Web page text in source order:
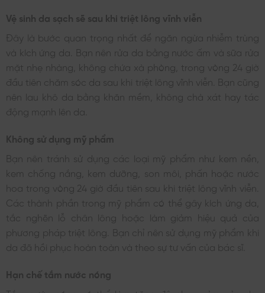
Vệ sinh da sạch sẽ sau khi triệt lông vĩnh viễn
Đây là bước quan trọng nhất để ngăn ngừa nhiễm trùng
và kích ứng da. Bạn nên rửa da bằng nước ấm và sữa rửa
mặt nhẹ nhàng, không chứa xà phòng, trong vòng 24 giờ
đầu tiên chăm sóc da sau khi triệt lông vĩnh viễn. Bạn cũng
nên lau khô da bằng khăn mềm, không chà xát hay tác
động mạnh lên da.
Không sử dụng mỹ phẩm
Bạn nên tránh sử dụng các loại mỹ phẩm như kem nền,
kem chống nắng, kem dưỡng, son môi, phấn hoặc nước
hoa trong vòng 24 giờ đầu tiên sau khi triệt lông vĩnh viễn.
Các thành phần trong mỹ phẩm có thể gây kích ứng da,
tắc nghẽn lỗ chân lông hoặc làm giảm hiệu quả của
phương pháp triệt lông.
Bạn chỉ nên sử dụng mỹ phẩm khi
da đã hồi phục hoàn toàn và theo sự tư vấn của bác sĩ.
Hạn chế tắm nước nóng